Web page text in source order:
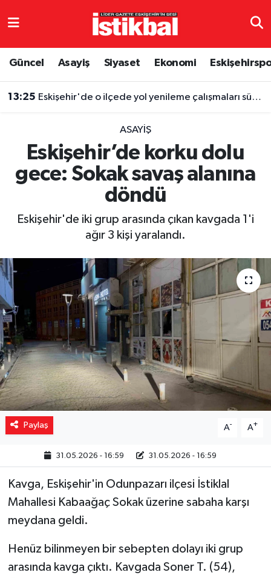
Güncel Asayiş Siyaset Ekonomi
13:25 Eskişehir'de o ilçede yol yenileme çalışmaları sürüyor
ASAYIŞ
Eskişehir’de korku dolu
gece: Sokak savaş alanına
döndü
Eskişehir'de iki grup arasında çıkan kavgada 1'i
ağır 3 kişi yaralandı.
Paylaş A- A+
31.05.2026 - 16:59 31.05.2026 - 16:59
Kavga, Eskişehir'in Odunpazarı ilçesi İstiklal
Mahallesi Kabaağaç Sokak üzerine sabaha karşı
meydana geldi.
Henüz bilinmeyen bir sebepten dolayı iki grup
arasında kavga çıktı. Kavgada Soner T. (54),
Eskişehirspor
Spor
Yaşam
Resmi ilanlar
Eskişehir Nöbetçi Eczaneler
TFF 3.Lig 4.Grup Puan Durumu ve Fikstür
Son Dakika Haberleri
Haber Arşivi